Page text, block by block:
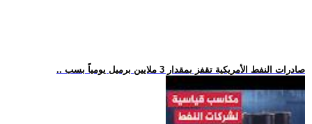
.. صادرات النفط الأمريكية تقفز بمقدار 3 ملايين برميل يومياً بسب